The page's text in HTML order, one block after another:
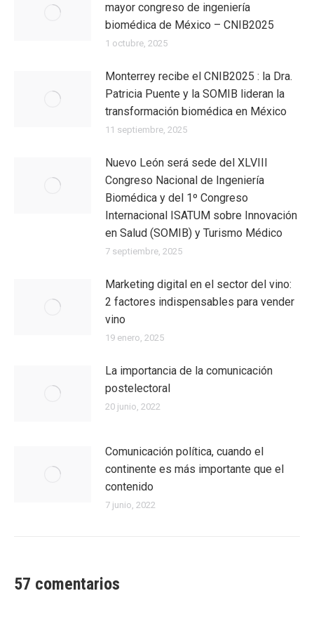
mayor congreso de ingeniería
biomédica de México – CNIB2025
1 octubre, 2025
Monterrey recibe el CNIB2025 : la Dra.
Patricia Puente y la SOMIB lideran la
transformación biomédica en México
11 septiembre, 2025
Nuevo León será sede del XLVIII
Congreso Nacional de Ingeniería
Biomédica y del 1º Congreso
Internacional ISATUM sobre Innovación
en Salud (SOMIB) y Turismo Médico
7 septiembre, 2025
Marketing digital en el sector del vino:
2 factores indispensables para vender
vino
19 enero, 2025
La importancia de la comunicación
postelectoral
20 junio, 2022
Comunicación política, cuando el
continente es más importante que el
contenido
7 junio, 2022
57 comentarios